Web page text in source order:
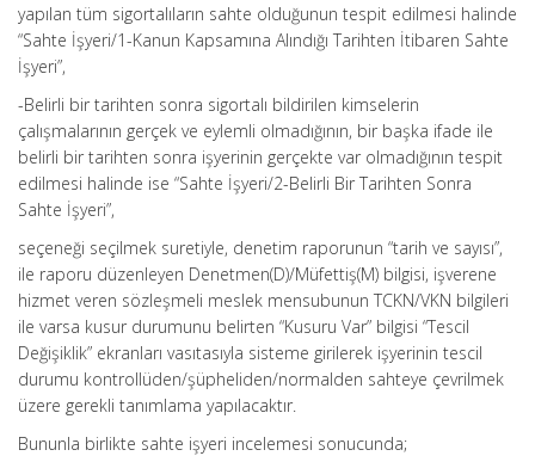
yapılan tüm sigortalıların sahte olduğunun tespit edilmesi halinde
“Sahte İşyeri/1-Kanun Kapsamına Alındığı Tarihten İtibaren Sahte
İşyeri”,
-Belirli bir tarihten sonra sigortalı bildirilen kimselerin
çalışmalarının gerçek ve eylemli olmadığının, bir başka ifade ile
belirli bir tarihten sonra işyerinin gerçekte var olmadığının tespit
edilmesi halinde ise “Sahte İşyeri/2-Belirli Bir Tarihten Sonra
Sahte İşyeri”,
seçeneği seçilmek suretiyle, denetim raporunun “tarih ve sayısı”,
ile raporu düzenleyen Denetmen(D)/Müfettiş(M) bilgisi, işverene
hizmet veren sözleşmeli meslek mensubunun TCKN/VKN bilgileri
ile varsa kusur durumunu belirten “Kusuru Var” bilgisi “Tescil
Değişiklik” ekranları vasıtasıyla sisteme girilerek işyerinin tescil
durumu kontrollüden/şüpheliden/normalden sahteye çevrilmek
üzere gerekli tanımlama yapılacaktır.
Bununla birlikte sahte işyeri incelemesi sonucunda;